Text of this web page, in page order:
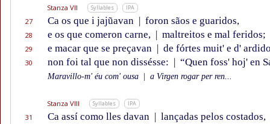
Stanza VII Syllables IPA
27 Ca os que i jajũavan | foron sãos e guaridos,
28 e os que comeron carne, | maltreitos e mal feridos;
29 e macar que se preçavan | de fórtes muit' e d'
30 non foi tal que non dissésse: | “Quen foss' hoj' en
Maravillo-m' éu com' ousa a Virgen rogar per ren...
Stanza VIII Syllables IPA
31 Ca assí como lles davan | lançadas pelos costados,